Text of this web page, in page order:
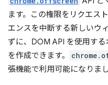
ます。この権限をリクエス
エンスを中断する新しいウ
ずに、DOM API を使用す
を作成できます。
張機能で利用可能になりまし